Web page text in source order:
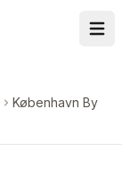
København By